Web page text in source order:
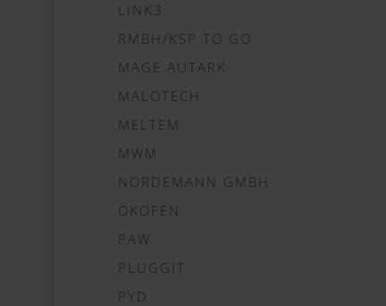
LINK3
RMBH/KSP TO GO
MAGE AUTARK
MALOTECH
MELTEM
MWM
NORDEMANN GMBH
ÖKOFEN
PAW
PLUGGIT
PYD